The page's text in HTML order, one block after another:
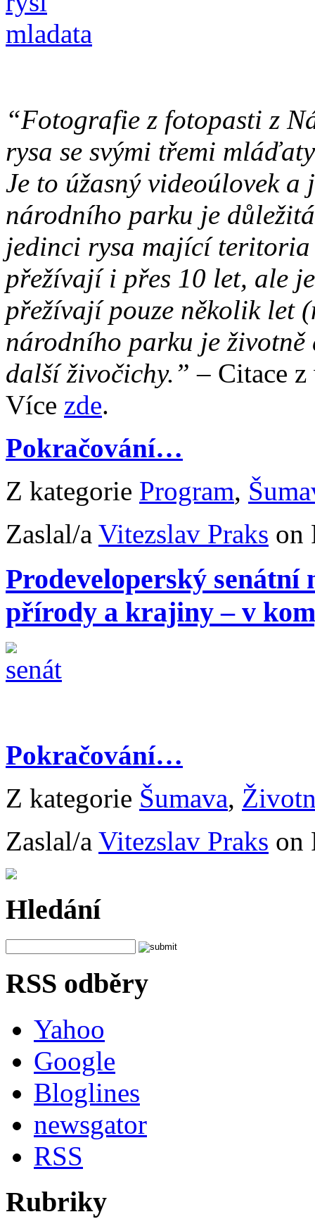
“Fotografie z fotopasti z
rysa se svými třemi
Je to úžasný videoúlovek a
národního parku je
jedinci rysa mající teritoria
přežívají i přes 10 let, ale
přežívají pouze několik let
národního parku je
další živočichy.”– Citace
Více zde.
Pokračování…
Z kategorie Program,
Zaslal/a Vitezslav Praks on
Prodeveloperský senátní
přírody a krajiny – v
Pokračování…
Z kategorie Šumava,
Zaslal/a Vitezslav Praks on
Hledání
RSS odběry
Yahoo
Google
Bloglines
newsgator
RSS
Rubriky